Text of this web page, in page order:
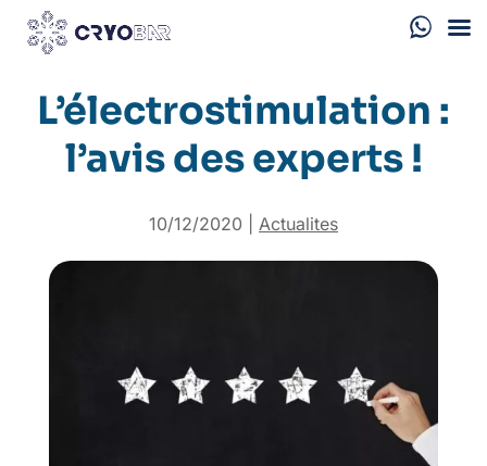
L’électrostimulation :
l’avis des experts !
10/12/2020 Actualites